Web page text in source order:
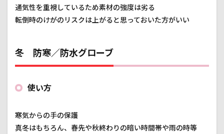
通気性を重視しているため素材の強度は劣る
転倒時のけがのリスクは上がると思っておいた方がいい
冬 防寒／防水グローブ
使い方
寒気からの手の保護
真冬はもちろん、春先や秋終わりの暗い時間帯や雨の時等